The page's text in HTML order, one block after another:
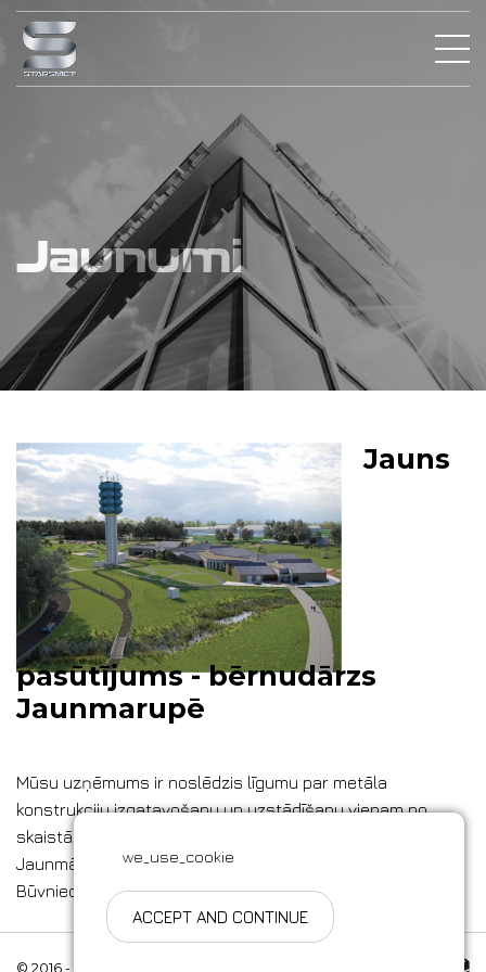
we_use_cookie
ACCEPT AND CONTINUE
Jaunumi
Jauns
pasūtījums - bērnudārzs
Jaunmarupē
Mūsu uzņēmums ir noslēdzis līgumu par metāla
konstrukciju izgatavošanu un uzstādīšanu vienam no
skaistākajiem objektiem pēdējos gados: bērnudārzam
Jaunmārupē (rekonstrukcija un būvniecība).
Būvniecība sāksies pavisam drīz!
© 2016 - 2026 Stars Met.